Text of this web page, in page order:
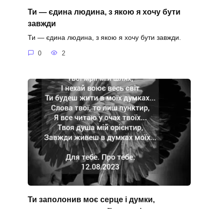
Ти — єдина людина, з якою я хочу бути
завжди
Ти — єдина людина, з якою я хочу бути завжди.
0 2
Ти заполонив моє серце і думки,